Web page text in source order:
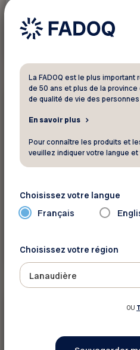
Sport - Loisir - Culture
Le Cabaret des
20% sur tous
Les Grands
La FADOQ est le plus
de 50 ans et plus de la
de qualité de vie des
En savoir plus
Pour connaître les produits et
veuillez indiquer votre langue
Choisissez votre langue
Français
Choisissez votre région
Lanaudière
OU